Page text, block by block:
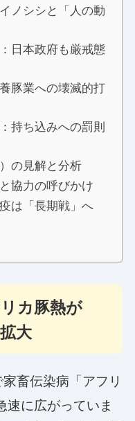
ノシシと「人の動
日本政府も厳戒態
豚業への壊滅的打
持ち込みへの罰則
の見解と分析
協力の呼びかけ
は「長期戦」へ
カ豚熱が
大
畜伝染病「アフリ
速に広がっていま